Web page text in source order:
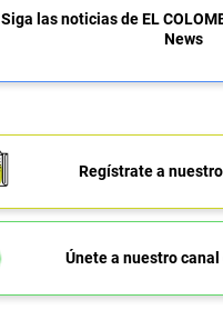
Siga las noticias de EL
News
Regístrate a
Únete a nuestro